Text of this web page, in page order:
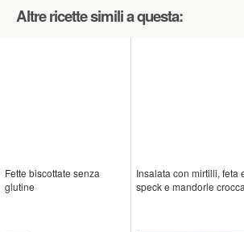
Altre ricette simili a questa:
Fette biscottate senza
glutine
Insalata con mirtilli, feta
speck e mandorle